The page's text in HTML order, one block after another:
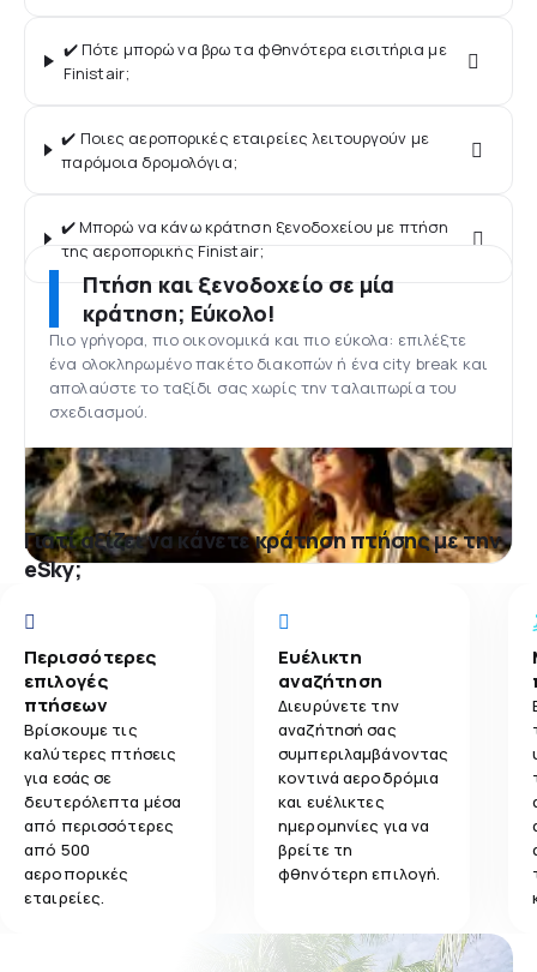
✔️ Πότε μπορώ να βρω τα φθηνότερα εισιτήρια με
Finistair;
✔️ Ποιες αεροπορικές εταιρείες λειτουργούν με
παρόμοια δρομολόγια;
✔️ Μπορώ να κάνω κράτηση ξενοδοχείου με πτήση
της αεροπορικής Finistair;
Πτήση και ξενοδοχείο σε μία
κράτηση; Εύκολο!
Πιο γρήγορα, πιο οικονομικά και πιο εύκολα: επιλέξτε
ένα ολοκληρωμένο πακέτο διακοπών ή ένα city break και
απολαύστε το ταξίδι σας χωρίς την ταλαιπωρία του
σχεδιασμού.
Γιατί αξίζει να κάνετε κράτηση πτήσης με την
eSky;
Περισσότερες
επιλογές
πτήσεων
Βρίσκουμε τις
καλύτερες πτήσεις
για εσάς σε
δευτερόλεπτα μέσα
από περισσότερες
από 500
αεροπορικές
εταιρείες.
Ευέλικτη
αναζήτηση
Διευρύνετε την
αναζήτησή σας
συμπεριλαμβάνοντας
κοντινά αεροδρόμια
και ευέλικτες
ημερομηνίες για να
βρείτε τη
φθηνότερη επιλογή.